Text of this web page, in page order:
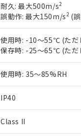
耐久: 最大500m/s2
誤動作: 最大150m/s2(誤
使用時: -10～55℃ (ただ
保存時: -25～65℃ (ただ
使用時: 35～85%RH
IP40
Class II
いる法人を指し
EU RoHS指令（10物
51物質の非含有証明
※本証明書は発行日
また、RoHS指令の
混在することから備
既に当社にて対応品
り割愛しております。